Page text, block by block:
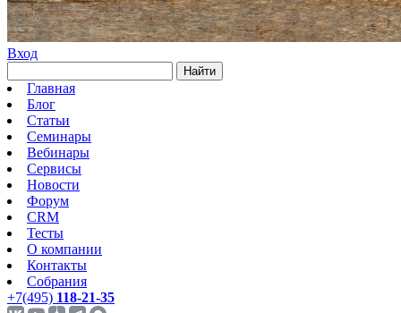
Вход
Найти
Главная
Блог
Статьи
Семинары
Вебинары
Сервисы
Новости
Форум
CRM
Тесты
О компании
Контакты
Собрания
+7(495) 118-21-35